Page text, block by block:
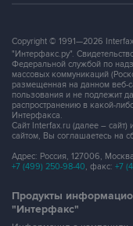
Copyright © 1991—2026
"Интерфакс.ру".
Федеральной службой по
массовых коммуникаций
размещенная на данном веб-
пользования и не подлежит
распространению в какой-
Интерфакса.
Сайт Interfax.ru (далее –
сайтом, Вы соглашаетесь на
Адрес: Россия, 127006,
+7 (499) 250-98-40, факс: +7
Продукты
"Интерфакс"